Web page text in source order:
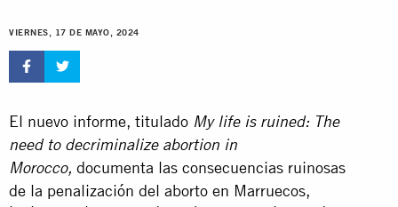
VIERNES, 17 DE MAYO, 2024
El nuevo informe, titulado My life is ruined: The
need to decriminalize abortion in
Morocco, documenta las consecuencias ruinosas
de la penalización del aborto en Marruecos,